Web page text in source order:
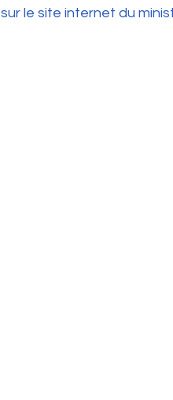
sur le site internet du